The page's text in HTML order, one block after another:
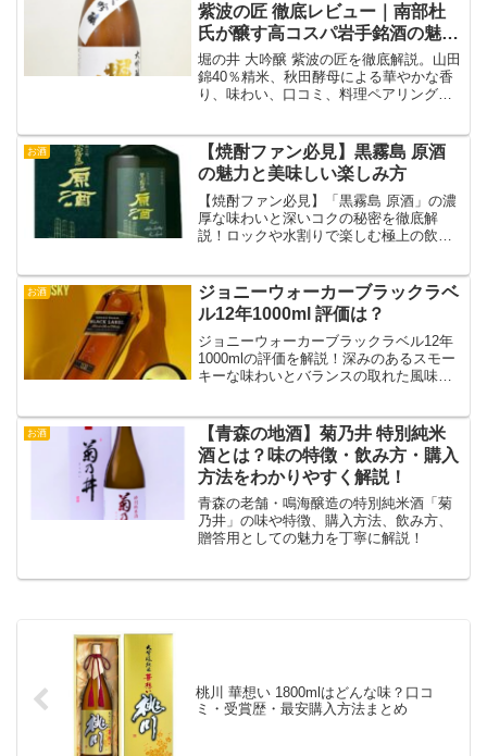
紫波の匠 徹底レビュー｜南部杜
氏が醸す高コスパ岩手銘酒の魅力
とは？
堀の井 大吟醸 紫波の匠を徹底解説。山田
錦40％精米、秋田酵母による華やかな香
り、味わい、口コミ、料理ペアリング、
お酒
【焼酎ファン必見】黒霧島 原酒
の魅力と美味しい楽しみ方
【焼酎ファン必見】「黒霧島 原酒」の濃
厚な味わいと深いコクの秘密を徹底解
説！ロックや水割りで楽しむ極上の飲み
お酒
ジョニーウォーカーブラックラベ
ル12年1000ml 評価は？
ジョニーウォーカーブラックラベル12年
1000mlの評価を解説！深みのあるスモー
キーな味わいとバランスの取れた風味で
お酒
【青森の地酒】菊乃井 特別純米
酒とは？味の特徴・飲み方・購入
方法をわかりやすく解説！
青森の老舗・鳴海醸造の特別純米酒「菊
乃井」の味や特徴、購入方法、飲み方、
贈答用としての魅力を丁寧に解説！
桃川 華想い 1800mlはどんな味？口コ
ミ・受賞歴・最安購入方法まとめ